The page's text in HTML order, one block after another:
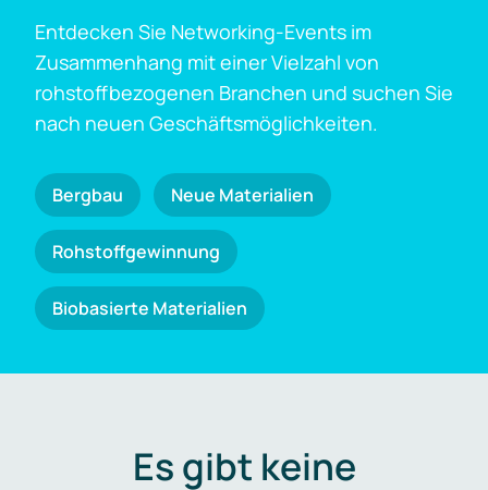
Entdecken Sie Networking-Events im
Zusammenhang mit einer Vielzahl von
rohstoffbezogenen Branchen und suchen Sie
nach neuen Geschäftsmöglichkeiten.
Bergbau Neue Materialien
Rohstoffgewinnung
Biobasierte Materialien
Es gibt keine